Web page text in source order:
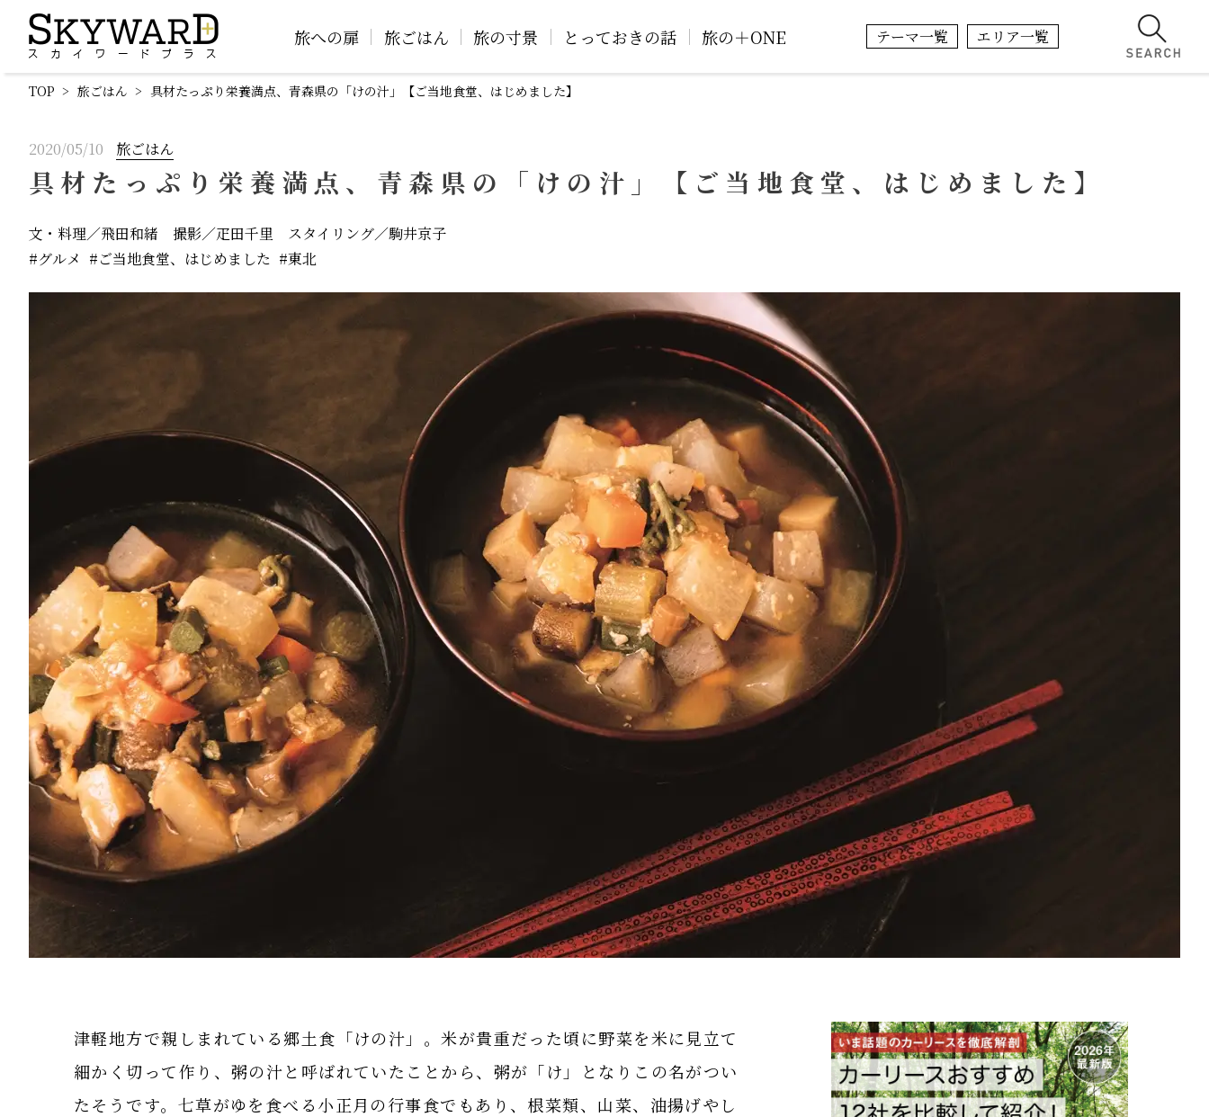
旅への扉 旅ごはん 旅の寸景 とっておきの話 旅の＋ONE テーマ一覧 エリア一覧
TOP 旅ごはん 具材たっぷり栄養満点、青森県の「けの汁」【ご当地食堂、はじめました】
2020/05/10 旅ごはん
具材たっぷり栄養満点、青森県の「けの汁」【ご当地食堂、はじめました】
文・料理／飛田和緒 撮影／疋田千里 スタイリング／駒井京子
グルメ
ご当地食堂、はじめました 東北
津軽地方で親しまれている郷土食「けの汁」。米が貴重だった頃に野菜を米に見立て
細かく切って作り、粥の汁と呼ばれていたことから、粥が「け」となりこの名がつい
たそうです。七草がゆを食べる小正月の行事食でもあり、根菜類、山菜、油揚げやし